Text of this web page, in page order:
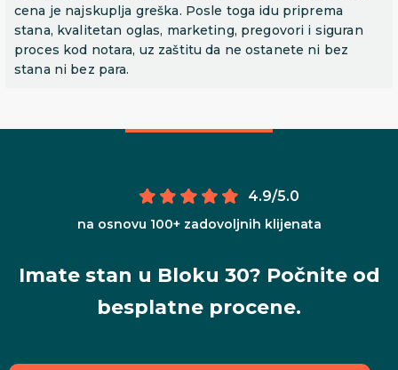
cena je najskuplja greška. Posle toga idu priprema
stana, kvalitetan oglas, marketing, pregovori i siguran
proces kod notara, uz zaštitu da ne ostanete ni bez
stana ni bez para.
4.9/5.0
na osnovu 100+ zadovoljnih klijenata
Imate stan u Bloku 30? Počnite od
besplatne procene.